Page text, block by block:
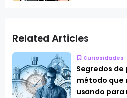
Related Articles
Curiosidades
Segredos de
método que
usando para